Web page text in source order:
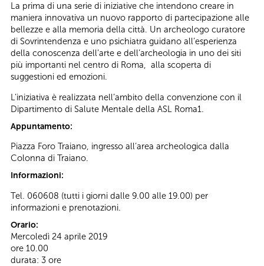
La prima di una serie di iniziative che intendono creare in
maniera innovativa un nuovo rapporto di partecipazione alle
bellezze e alla memoria della città. Un archeologo curatore
di Sovrintendenza e uno psichiatra guidano all’esperienza
della conoscenza dell’arte e dell’archeologia in uno dei siti
più importanti nel centro di Roma, alla scoperta di
suggestioni ed emozioni.
L’iniziativa è realizzata nell’ambito della convenzione con il
Dipartimento di Salute Mentale della ASL Roma1.
Appuntamento:
Piazza Foro Traiano, ingresso all’area archeologica dalla
Colonna di Traiano.
Informazioni:
Tel. 060608 (tutti i giorni dalle 9.00 alle 19.00) per
informazioni e prenotazioni.
Orario:
Mercoledì 24 aprile 2019
ore 10.00
durata: 3 ore